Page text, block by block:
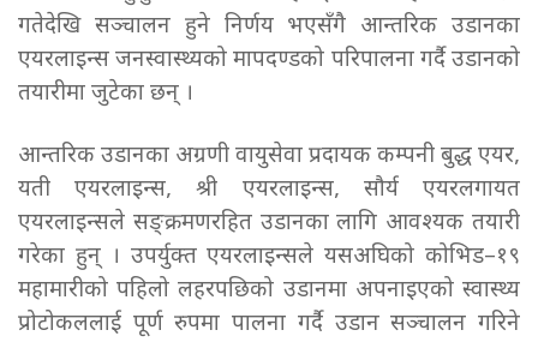
गतेदेखि सञ्चालन हुने निर्णय भएसँगै आन्तरिक उडानका
एयरलाइन्स जनस्वास्थ्यको मापदण्डको परिपालना गर्दै उडानको
तयारीमा जुटेका छन् ।
आन्तरिक उडानका अग्रणी वायुसेवा प्रदायक कम्पनी बुद्ध एयर,
यती एयरलाइन्स, श्री एयरलाइन्स, सौर्य एयरलगायत
एयरलाइन्सले सङ्क्रमणरहित उडानका लागि आवश्यक तयारी
गरेका हुन् । उपर्युक्त एयरलाइन्सले यसअघिको कोभिड–१९
महामारीको पहिलो लहरपछिको उडानमा अपनाइएको स्वास्थ्य
प्रोटोकललाई पूर्ण रुपमा पालना गर्दै उडान सञ्चालन गरिने